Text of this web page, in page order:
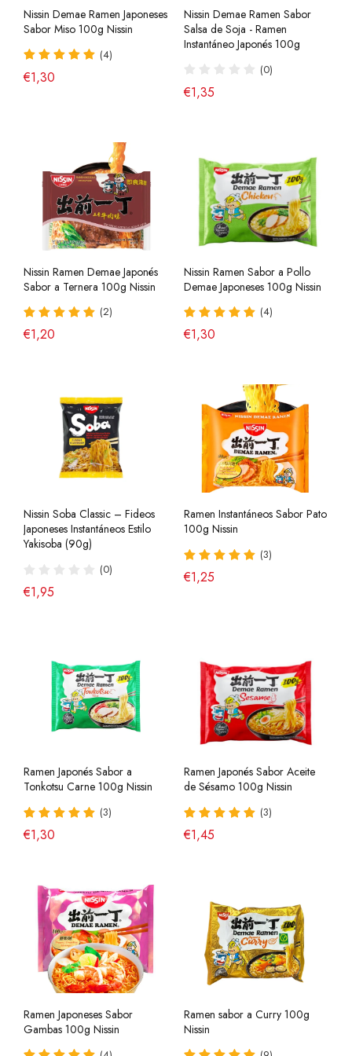
Nissin Demae Ramen Japoneses
Sabor Miso 100g Nissin
(4)
€1,30
Nissin Demae Ramen Sabor
Salsa de Soja - Ramen
Instantáneo Japonés 100g
(0)
€1,35
Nissin Ramen Demae Japonés
Sabor a Ternera 100g Nissin
(2)
€1,20
Nissin Ramen Sabor a Pollo
Demae Japoneses 100g Nissin
(4)
€1,30
Nissin Soba Classic – Fideos
Japoneses Instantáneos Estilo
Yakisoba (90g)
(0)
€1,95
Ramen Instantáneos Sabor Pato
100g Nissin
(3)
€1,25
Ramen Japonés Sabor a
Tonkotsu Carne 100g Nissin
(3)
€1,30
Ramen Japonés Sabor Aceite
de Sésamo 100g Nissin
(3)
€1,45
Ramen Japoneses Sabor
Gambas 100g Nissin
Ramen sabor a Curry 100g
Nissin